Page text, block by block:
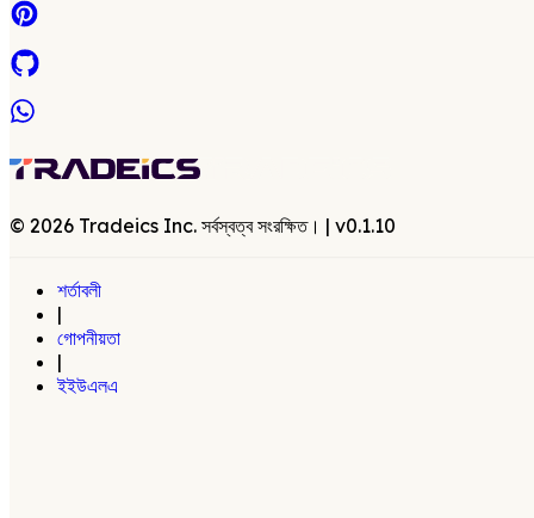
© 2026 Tradeics Inc. সর্বস্বত্ব সংরক্ষিত। | v0.1.10
শর্তাবলী
|
গোপনীয়তা
|
ইইউএলএ